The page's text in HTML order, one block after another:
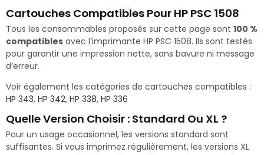
Cartouches Compatibles Pour HP PSC 1508
Tous les consommables proposés sur cette page sont 100 %
compatibles avec l’imprimante HP PSC 1508. Ils sont testés
pour garantir une impression nette, sans bavure ni message
d’erreur.
Voir également les catégories de cartouches compatibles :
HP 343, HP 342, HP 338, HP 336
Quelle Version Choisir : Standard Ou XL ?
Pour un usage occasionnel, les versions standard sont
suffisantes. Si vous imprimez régulièrement, les versions XL